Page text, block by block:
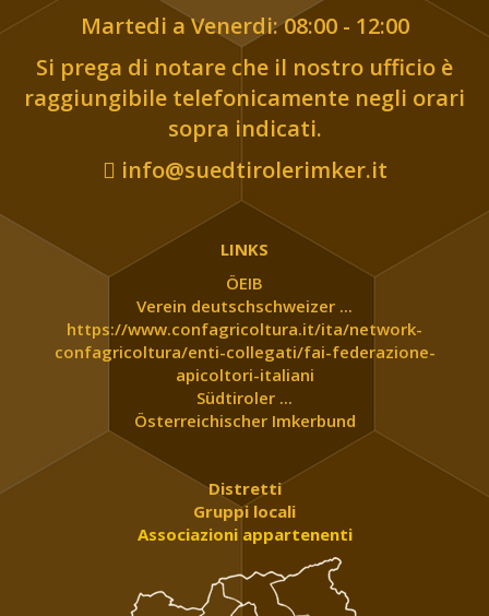
Martedi a Venerdi: 08:00 - 12:00
Si prega di notare che il nostro ufficio è
raggiungibile telefonicamente negli orari
sopra indicati.
info@suedtirolerimker.it
LINKS
ÖEIB
Verein deutschschweizer ...
https://www.confagricoltura.it/ita/network-
confagricoltura/enti-collegati/fai-federazione-
apicoltori-italiani
Südtiroler ...
Österreichischer Imkerbund
Distretti
Gruppi locali
Associazioni appartenenti